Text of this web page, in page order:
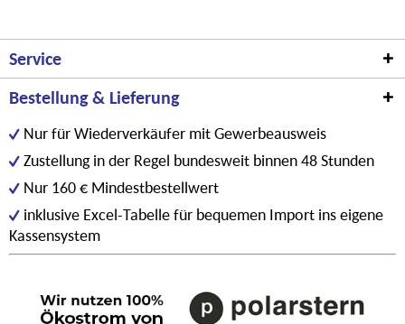
Service
Bestellung & Lieferung
Nur für Wiederverkäufer mit Gewerbeausweis
Zustellung in der Regel bundesweit binnen 48 Stunden
Nur 160 € Mindestbestellwert
inklusive Excel-Tabelle für bequemen Import ins eigene
Kassensystem